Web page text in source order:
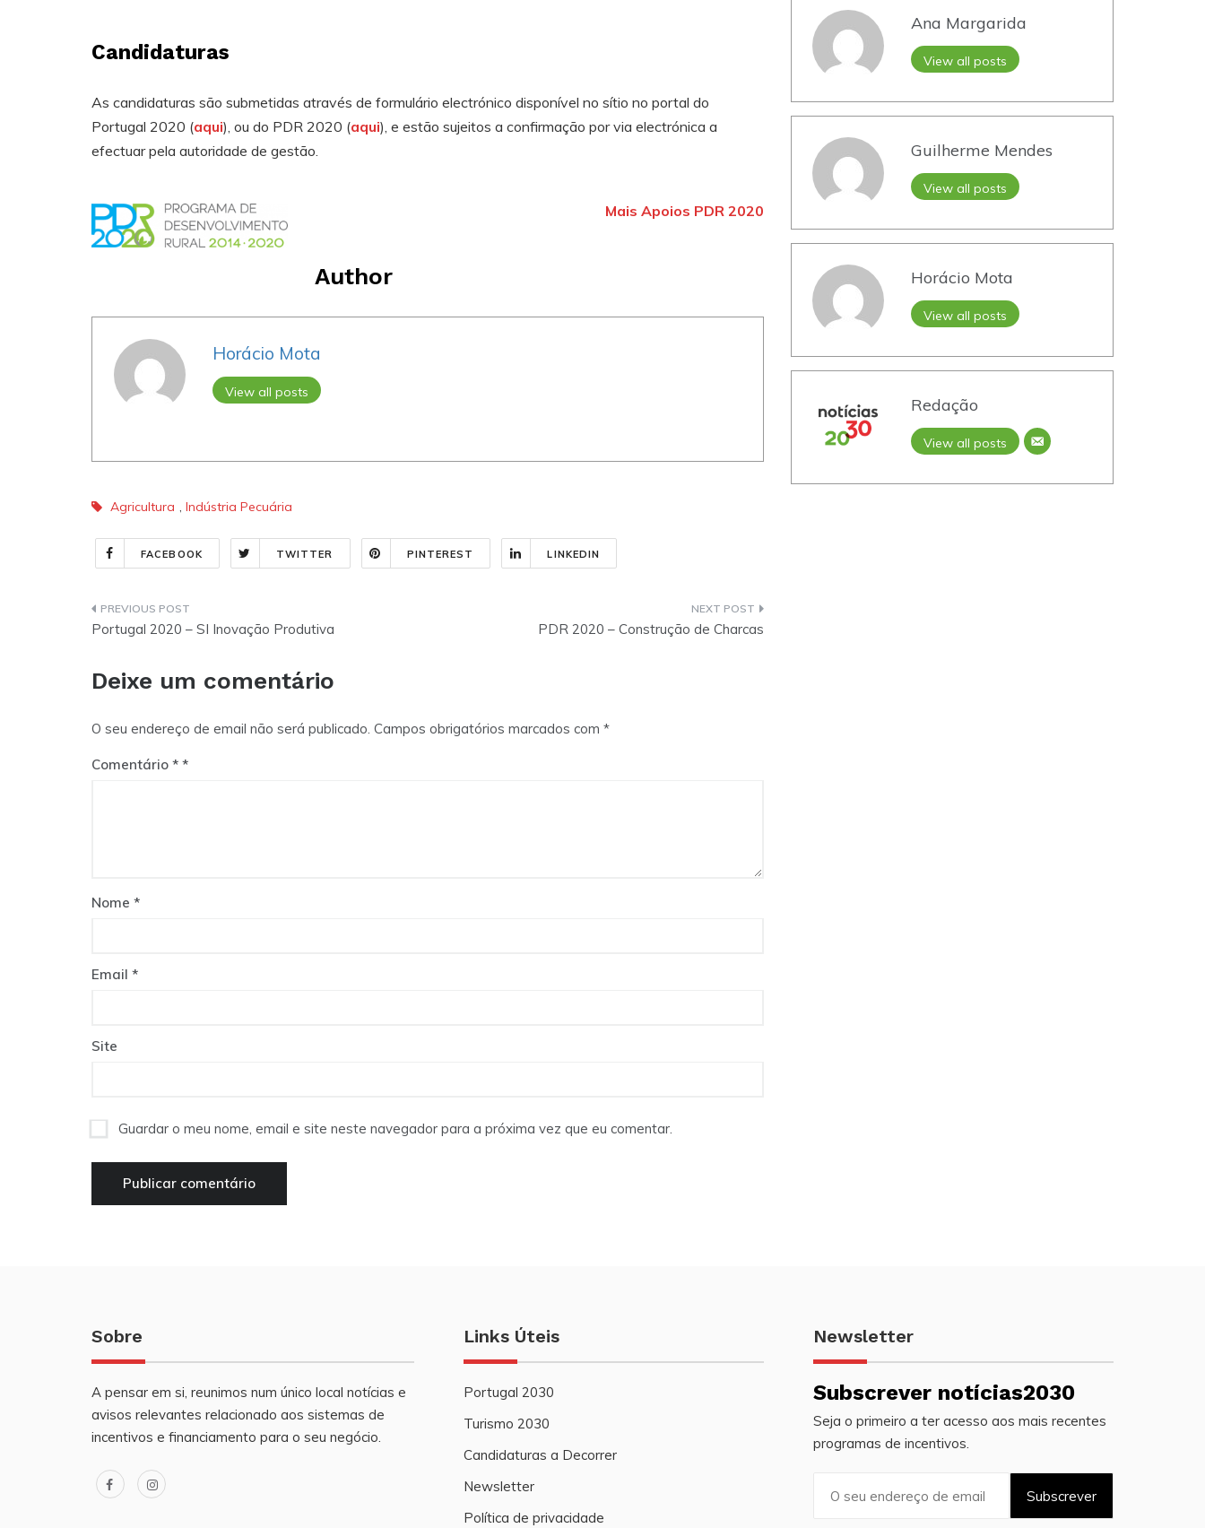
Candidaturas
As candidaturas são submetidas através de formulário electrónico disponível no sítio no portal do
Portugal 2020 (aqui), ou do PDR 2020 (aqui), e estão sujeitos a confirmação por via electrónica a
efectuar pela autoridade de gestão.
Mais Apoios PDR 2020
Author
Horácio Mota
View all posts
Agricultura , Indústria Pecuária
FACEBOOK TWITTER PINTEREST LINKEDIN
Navegação
artigos
Portugal 2020 – SI Inovação Produtiva PDR 2020 – Construção de Charcas
Deixe um comentário
O seu endereço de email não será publicado. Campos obrigatórios marcados com *
Comentário *
Nome *
Email *
Site
Guardar o meu nome, email e site neste navegador para a próxima vez que eu comentar.
Ana Margarida
View all posts
Guilherme Mendes
View all posts
Horácio Mota
View all posts
Redação
View all posts
Sobre
A pensar em si, reunimos num único local notícias e
avisos relevantes relacionado aos sistemas de
incentivos e financiamento para o seu negócio.
Links Úteis
Portugal 2030
Turismo 2030
Candidaturas a Decorrer
Newsletter
Política de privacidade
Newsletter
Subscrever notícias2030
Seja o primeiro a ter acesso aos mais recentes
programas de incentivos.